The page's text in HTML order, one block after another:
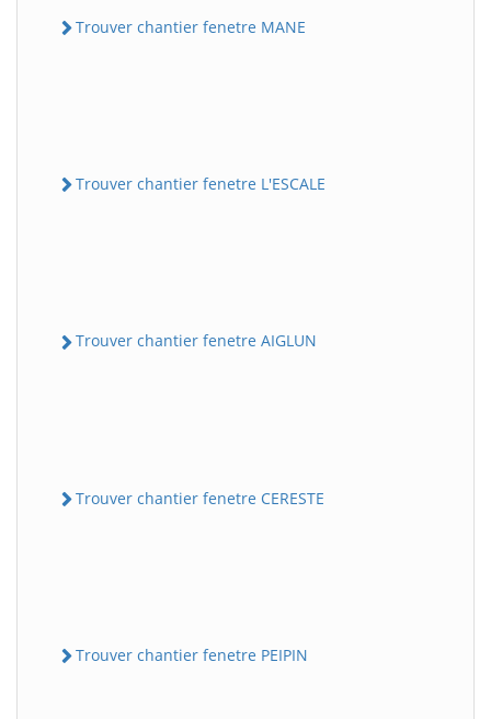
Trouver chantier fenetre MANE
Trouver chantier fenetre L'ESCALE
Trouver chantier fenetre AIGLUN
Trouver chantier fenetre CERESTE
Trouver chantier fenetre PEIPIN